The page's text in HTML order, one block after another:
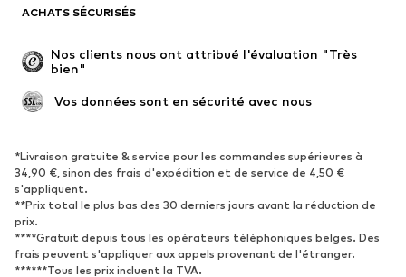
Nouveautés
Boots et bottes
Baskets
SPORT
Vêtements de sport
Chaussures de sport
Sacs à dos et sacs de sport
ACHATS SÉCURISÉS
Nos clients nous ont attribué l'évaluation "Très
bien"
Vos données sont en sécurité avec nous
*Livraison gratuite & service pour les commandes supérieures à
34,90 €, sinon des frais d'expédition et de service de 4,50 €
s'appliquent.
**Prix total le plus bas des 30 derniers jours avant la réduction de
prix.
****Gratuit depuis tous les opérateurs téléphoniques belges. Des
frais peuvent s'appliquer aux appels provenant de l'étranger.
******Tous les prix incluent la TVA.